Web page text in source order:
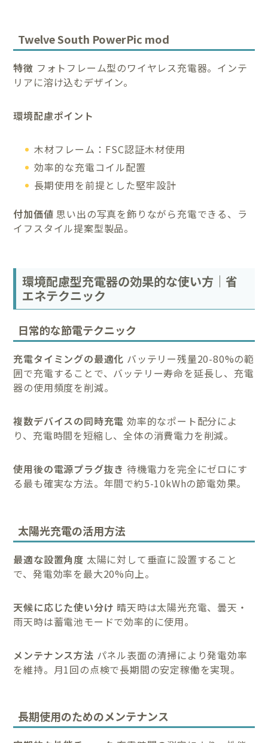
Twelve South PowerPic mod
特徴 フォトフレーム型のワイヤレス充電器。インテ
リアに溶け込むデザイン。
環境配慮ポイント
木材フレーム：FSC認証木材使用
効率的な充電コイル配置
長期使用を前提とした堅牢設計
付加価値 思い出の写真を飾りながら充電できる、ラ
イフスタイル提案型製品。
環境配慮型充電器の効果的な使い方｜省
エネテクニック
日常的な節電テクニック
充電タイミングの最適化 バッテリー残量20-80%の範
囲で充電することで、バッテリー寿命を延長し、充電
器の使用頻度を削減。
複数デバイスの同時充電 効率的なポート配分によ
り、充電時間を短縮し、全体の消費電力を削減。
使用後の電源プラグ抜き 待機電力を完全にゼロにす
る最も確実な方法。年間で約5-10kWhの節電効果。
太陽光充電の活用方法
最適な設置角度 太陽に対して垂直に設置すること
で、発電効率を最大20%向上。
天候に応じた使い分け 晴天時は太陽光充電、曇天・
雨天時は蓄電池モードで効率的に使用。
メンテナンス方法 パネル表面の清掃により発電効率
を維持。月1回の点検で長期間の安定稼働を実現。
長期使用のためのメンテナンス